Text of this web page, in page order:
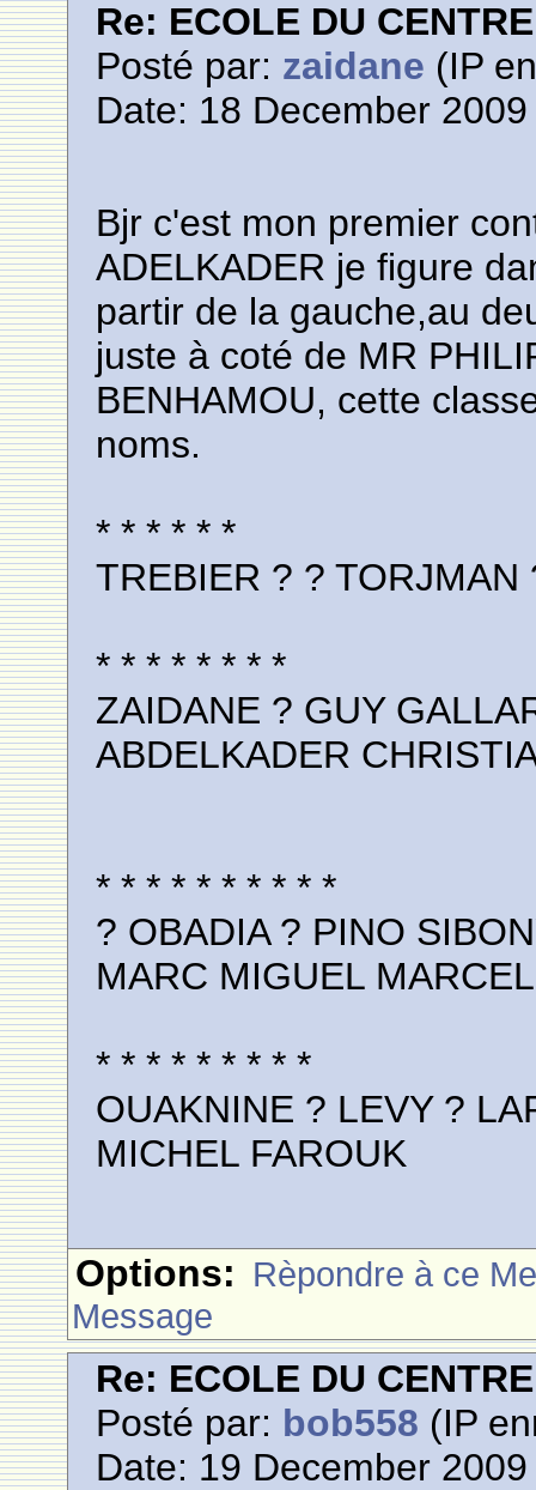
Re: ECOLE DU
Posté par: zaidane (IP
Date: 18 December
Bjr c'est mon premier
ADELKADER je figure
partir de la gauche,au
juste à coté de MR
BENHAMOU, cette
noms.
* * * * * *
TREBIER ? ? TORJMAN
* * * * * * * *
ZAIDANE ? GUY
ABDELKADER
* * * * * * * * * *
? OBADIA ? PINO
MARC MIGUEL
* * * * * * * * *
OUAKNINE ? LEVY ?
MICHEL FAROUK
Options: Rèpondre à ce
Message
Re: ECOLE DU
Posté par: bob558 (IP
Date: 19 December